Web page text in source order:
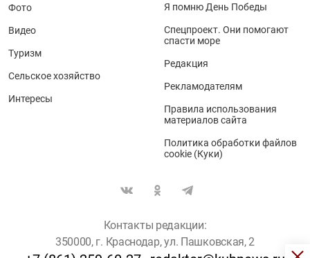
Фото
Видео
Туризм
Сельское хозяйство
Интересы
Я помню День Победы
Спецпроект. Они помогают
спасти море
Редакция
Рекламодателям
Правила использования
материалов сайта
Политика обработки файлов
cookie (Куки)
Контакты редакции:
350000, г. Краснодар, ул. Пашковская, 2